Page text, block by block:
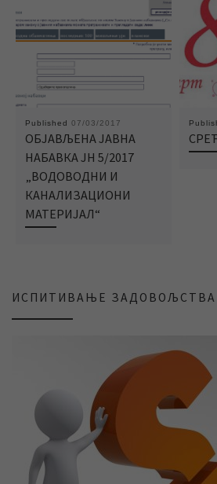
Published 07/03/2017
ОБЈАВЉЕНА ЈАВНА
НАБАВКА ЈН 5/2017
„ВОДОВОДНИ И
КАНАЛИЗАЦИОНИ
МАТЕРИЈАЛ“
ИСПИТИВАЊЕ ЗАДОВОЉСТВА